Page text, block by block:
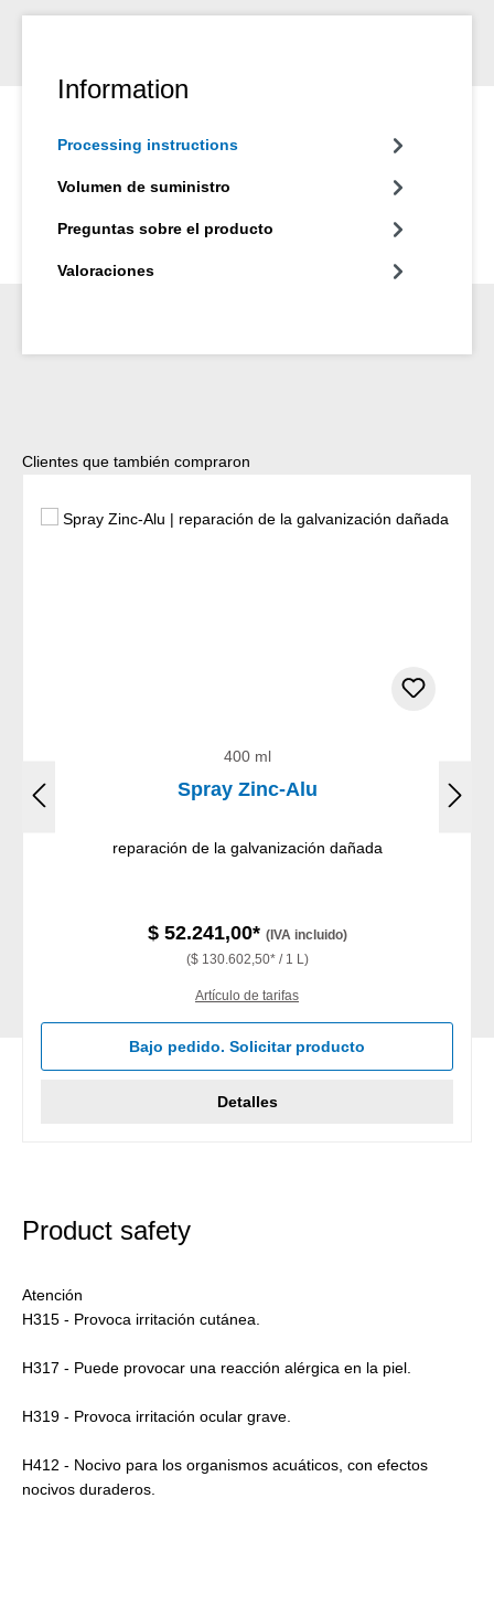
Information
Processing instructions
Volumen de suministro
Preguntas sobre el producto
Valoraciones
Omitir la galería de productos
Clientes que también compraron
400 ml
Spray Zinc-Alu
reparación de la galvanización dañada
$ 52.241,00* (IVA incluido)
($ 130.602,50* / 1 L)
Artículo de tarifas
Bajo pedido. Solicitar producto
Detalles
Product safety
Atención
H315 - Provoca irritación cutánea.
H317 - Puede provocar una reacción alérgica en la piel.
H319 - Provoca irritación ocular grave.
H412 - Nocivo para los organismos acuáticos, con efectos
nocivos duraderos.